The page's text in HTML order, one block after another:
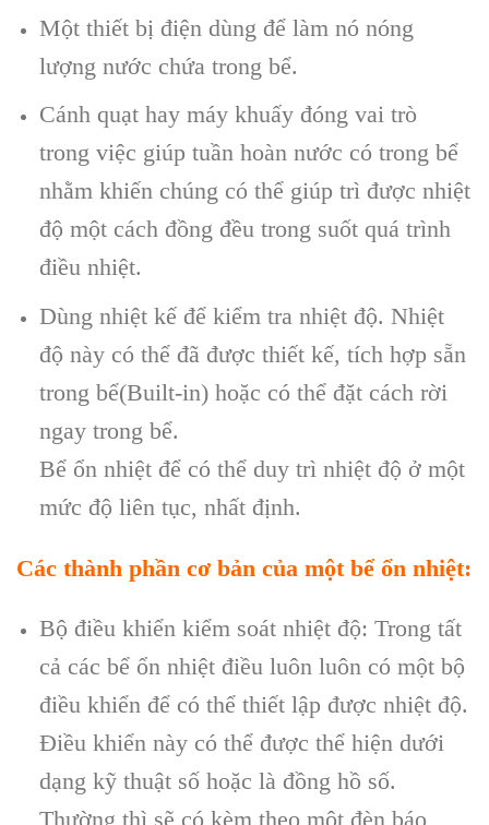
Một thiết bị điện dùng để làm nó nóng
lượng nước chứa trong bể.
Cánh quạt hay máy khuấy đóng vai trò
trong việc giúp tuần hoàn nước có trong bể
nhằm khiến chúng có thể giúp trì được nhiệt
độ một cách đồng đều trong suốt quá trình
điều nhiệt.
Dùng nhiệt kế để kiểm tra nhiệt độ. Nhiệt
độ này có thể đã được thiết kế, tích hợp sẵn
trong bể(Built-in) hoặc có thể đặt cách rời
ngay trong bể.
Bể ổn nhiệt để có thể duy trì nhiệt độ ở một
mức độ liên tục, nhất định.
Các thành phần cơ bản của một bể ổn nhiệt:
Bộ điều khiển kiểm soát nhiệt độ: Trong tất
cả các bể ổn nhiệt điều luôn luôn có một bộ
điều khiển để có thể thiết lập được nhiệt độ.
Điều khiển này có thể được thể hiện dưới
dạng kỹ thuật số hoặc là đồng hồ số.
Thường thì sẽ có kèm theo một đèn báo